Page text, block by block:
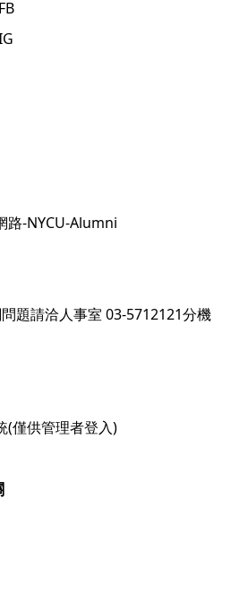
路-NYCU-Alumni
題請洽人事室 03-5712121分機
(僅供管理者登入)